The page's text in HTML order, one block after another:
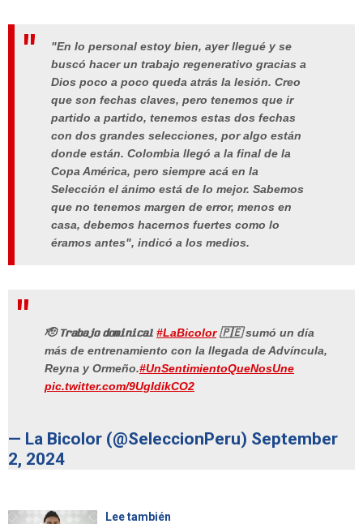
"En lo personal estoy bien, ayer llegué y se
buscó hacer un trabajo regenerativo gracias a
Dios poco a poco queda atrás la lesión. Creo
que son fechas claves, pero tenemos que ir
partido a partido, tenemos estas dos fechas
con dos grandes selecciones, por algo están
donde están. Colombia llegó a la final de la
Copa América, pero siempre acá en la
Selección el ánimo está de lo mejor. Sabemos
que no tenemos margen de error, menos en
casa, debemos hacernos fuertes como lo
éramos antes", indicó a los medios.
🫡 𝗧𝗿𝗮𝗯𝗮𝗷𝗼 𝗱𝗼𝗺𝗶𝗻𝗶𝗰𝗮𝗹 #LaBicolor🇵🇪 sumó un día
más de entrenamiento con la llegada de Advíncula,
Reyna y Ormeño.#UnSentimientoQueNosUne
pic.twitter.com/9UgIdikCO2
— La Bicolor (@SeleccionPeru) September
2, 2024
Lee también